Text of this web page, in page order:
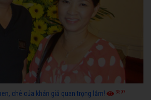
chê của khán giả quan trọng lắm! 3597